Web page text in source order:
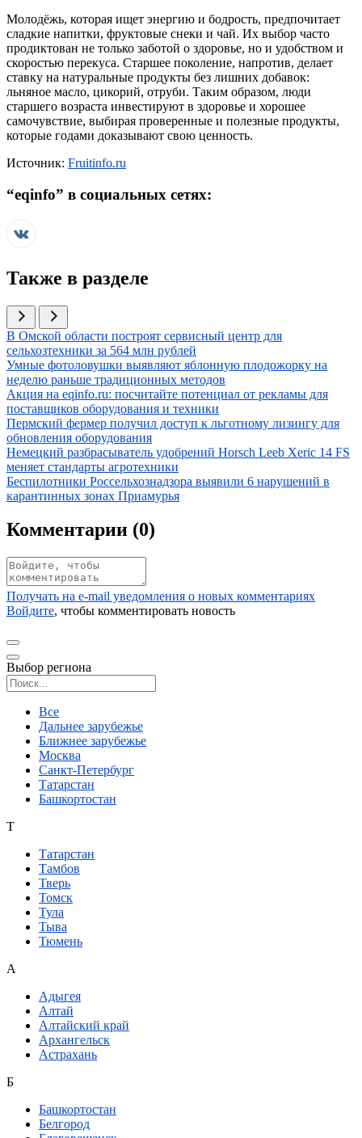
Молодёжь, которая ищет энергию и бодрость, предпочитает
сладкие напитки, фруктовые снеки и чай. Их выбор часто
продиктован не только заботой о здоровье, но и удобством и
скоростью перекуса. Старшее поколение, напротив, делает
ставку на натуральные продукты без лишних добавок:
льняное масло, цикорий, отруби. Таким образом, люди
старшего возраста инвестируют в здоровье и хорошее
самочувствие, выбирая проверенные и полезные продукты,
которые годами доказывают свою ценность.
Источник: Fruitinfo.ru
“eqinfo” в социальных сетях:
Также в разделе
Иллюстрация новости
В Омской области построят сервисный центр для
сельхозтехники за 564 млн рублей
Иллюстрация новости
Умные фотоловушки выявляют яблонную плодожорку на
неделю раньше традиционных методов
Иллюстрация новости
Акция на eqinfo.ru: посчитайте потенциал от рекламы для
поставщиков оборудования и техники
Иллюстрация новости
Пермский фермер получил доступ к льготному лизингу для
обновления оборудования
Иллюстрация новости
Немецкий разбрасыватель удобрений Horsch Leeb Xeric 14 FS
меняет стандарты агротехники
Иллюстрация новости
Беспилотники Россельхознадзора выявили 6 нарушений в
карантинных зонах Приамурья
Комментарии (0)
Получать на e‑mail уведомления о новых комментариях
Войдите, чтобы комментировать новость
Выбор региона
Все
Дальнее зарубежье
Ближнее зарубежье
Москва
Санкт-Петербург
Татарстан
Башкортостан
Т
Татарстан
Тамбов
Тверь
Томск
Тула
Тыва
Тюмень
А
Адыгея
Алтай
Алтайский край
Архангельск
Астрахань
Б
Башкортостан
Белгород